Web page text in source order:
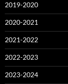
2019-2020
2020-2021
2021-2022
2022-2023
2023-2024